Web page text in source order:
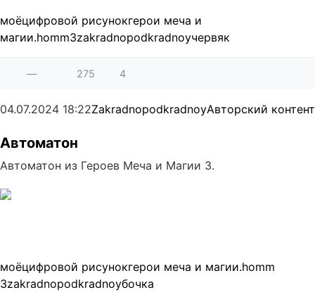
моёцифровой рисунокгерои меча и
магии.homm3zakradnopodkradnoyчервяк
— 275 4
04.07.2024 18:22ZakradnopodkradnoyАвторский контент
Автоматон
Автоматон из Героев Меча и Магии 3.
моёцифровой рисунокгерои меча и магии.homm
3zakradnopodkradnoyбочка